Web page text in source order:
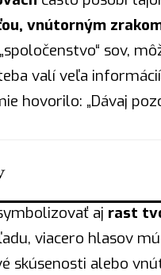
vnútorným
sov,
valí veľa
hovorilo: „Dávaj
aj rast
viacero hlasov
skúsenosti alebo